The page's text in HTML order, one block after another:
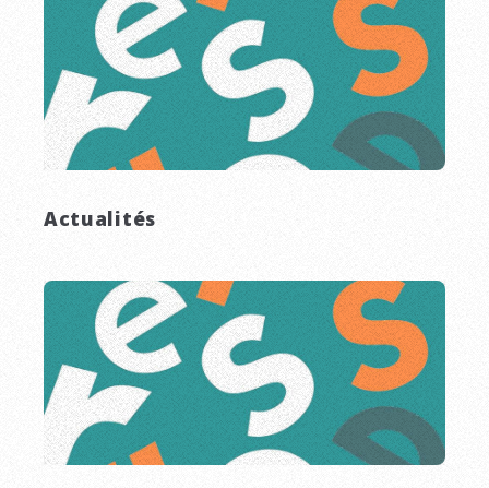
Actualités